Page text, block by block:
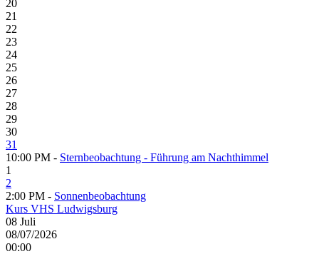
20
21
22
23
24
25
26
27
28
29
30
31
10:00 PM - Sternbeobachtung - Führung am Nachthimmel
1
2
2:00 PM - Sonnenbeobachtung
Kurs VHS Ludwigsburg
08 Juli
08/07/2026
00:00